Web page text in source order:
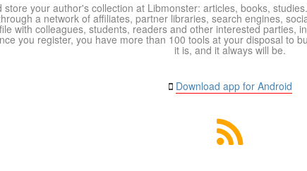
store your author's collection at Libmonster: articles, books,
a network of affiliates, partner libraries, search engines,
with colleagues, students, readers and other interested parties,
you register, you have more than 100 tools at your disposal to
it is, and it always will be.
Download app for Android